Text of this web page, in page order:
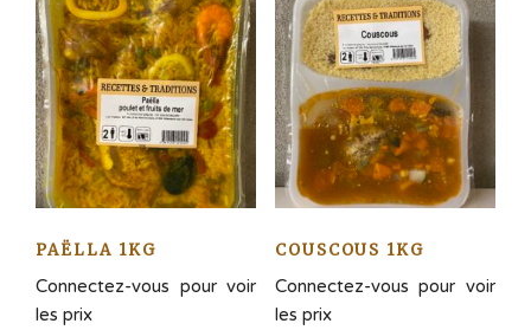
PAËLLA 1KG
Connectez-vous pour voir
les prix
COUSCOUS 1KG
Connectez-vous pour voir
les prix